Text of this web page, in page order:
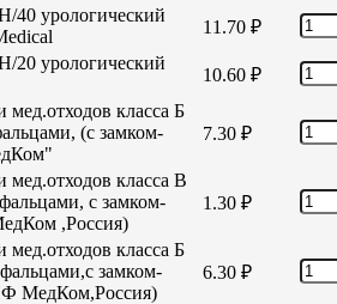
40 урологический
11.70 ₽
20 урологический
10.60 ₽
класса Б
(с замком-
7.30 ₽
класса В
с замком-
,Россия)
1.30 ₽
класса Б
замком-
МедКом,Россия)
6.30 ₽